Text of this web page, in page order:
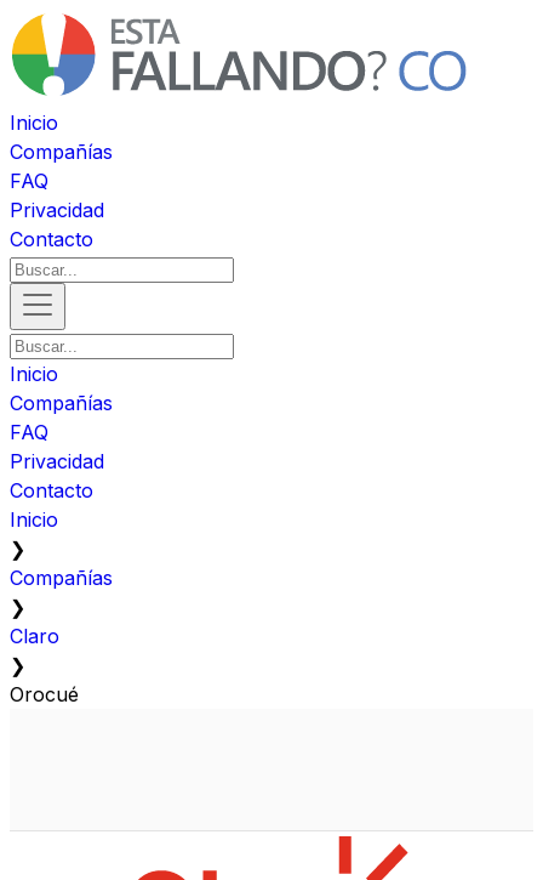
Inicio
Compañías
FAQ
Privacidad
Contacto
Inicio
Compañías
FAQ
Privacidad
Contacto
Inicio
❯
Compañías
❯
Claro
❯
Orocué